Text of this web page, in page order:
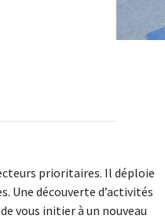
prioritaires. Il déploie
Une découverte d’activités
vous initier à un nouveau